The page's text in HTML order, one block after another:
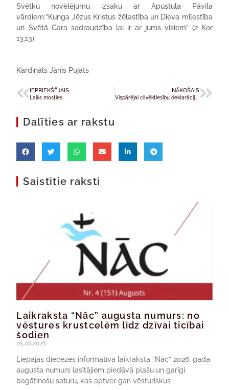
Svētku novēlējumu izsaku ar Apustuļa Pāvila
vārdiem:”Kunga Jēzus Kristus žēlastība un Dieva mīlestība
un Svētā Gara sadraudzība lai ir ar jums visiem” (2 Kor
13,13).
Kardināls Jānis Pujats
IEPRIEKŠĒJAIS
Laiks mosties
NĀKOŠAIS
Vispārējai cilvēktiesību deklarācijai – 60
Dalīties ar rakstu
Saistītie raksti
Laikraksta “Nāc” augusta numurs: no
vēstures krustcelēm līdz dzīvai ticībai
šodien
05.08.2026.
Liepājas diecēzes informatīvā laikraksta “Nāc” 2026. gada
augusta numurs lasītājiem piedāvā plašu un garīgi
bagātinošu saturu, kas aptver gan vēsturiskus